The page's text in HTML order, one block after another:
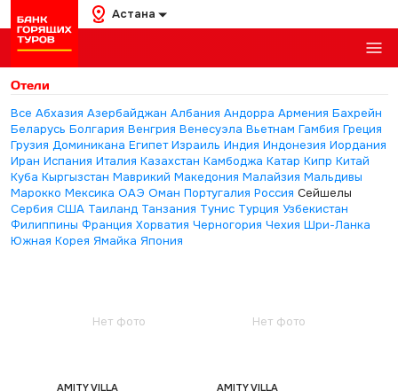
Астана
Отели
Все Абхазия Азербайджан Албания Андорра Армения Бахрейн
Беларусь Болгария Венгрия Венесуэла Вьетнам Гамбия Греция
Грузия Доминикана Египет Израиль Индия Индонезия Иордания
Иран Испания Италия Казахстан Камбоджа Катар Кипр Китай
Куба Кыргызстан Маврикий Македония Малайзия Мальдивы
Марокко Мексика ОАЭ Оман Португалия Россия Сейшелы
Сербия США Таиланд Танзания Тунис Турция Узбекистан
Филиппины Франция Хорватия Черногория Чехия Шри-Ланка
Южная Корея Ямайка Япония
Нет фото
AMITY VILLA
Нет фото
AMITY VILLA